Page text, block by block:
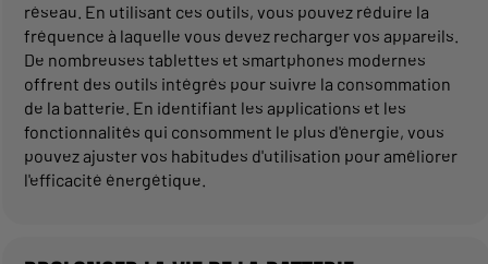
réseau. En utilisant ces outils, vous pouvez réduire la
fréquence à laquelle vous devez recharger vos appareils.
De nombreuses tablettes et smartphones modernes
offrent des outils intégrés pour suivre la consommation
de la batterie. En identifiant les applications et les
fonctionnalités qui consomment le plus d'énergie, vous
pouvez ajuster vos habitudes d'utilisation pour améliorer
l'efficacité énergétique.